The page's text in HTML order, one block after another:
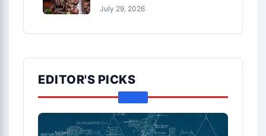
July 29, 2026
EDITOR'S PICKS